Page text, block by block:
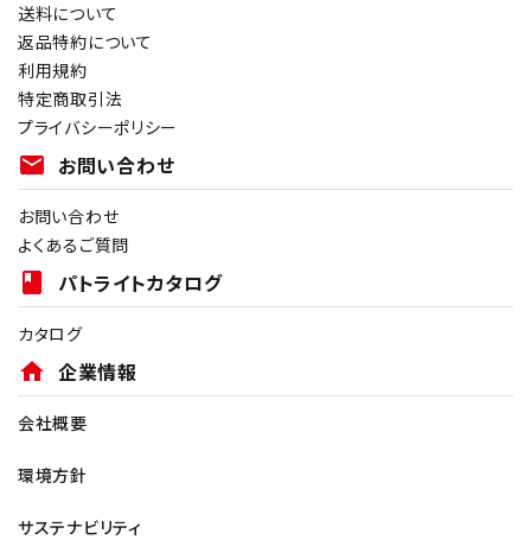
送料について
返品特約について
利用規約
特定商取引法
プライバシーポリシー
mail お問い合わせ
お問い合わせ
よくあるご質問
book パトライトカタログ
カタログ
home 企業情報
会社概要
環境方針
サステナビリティ